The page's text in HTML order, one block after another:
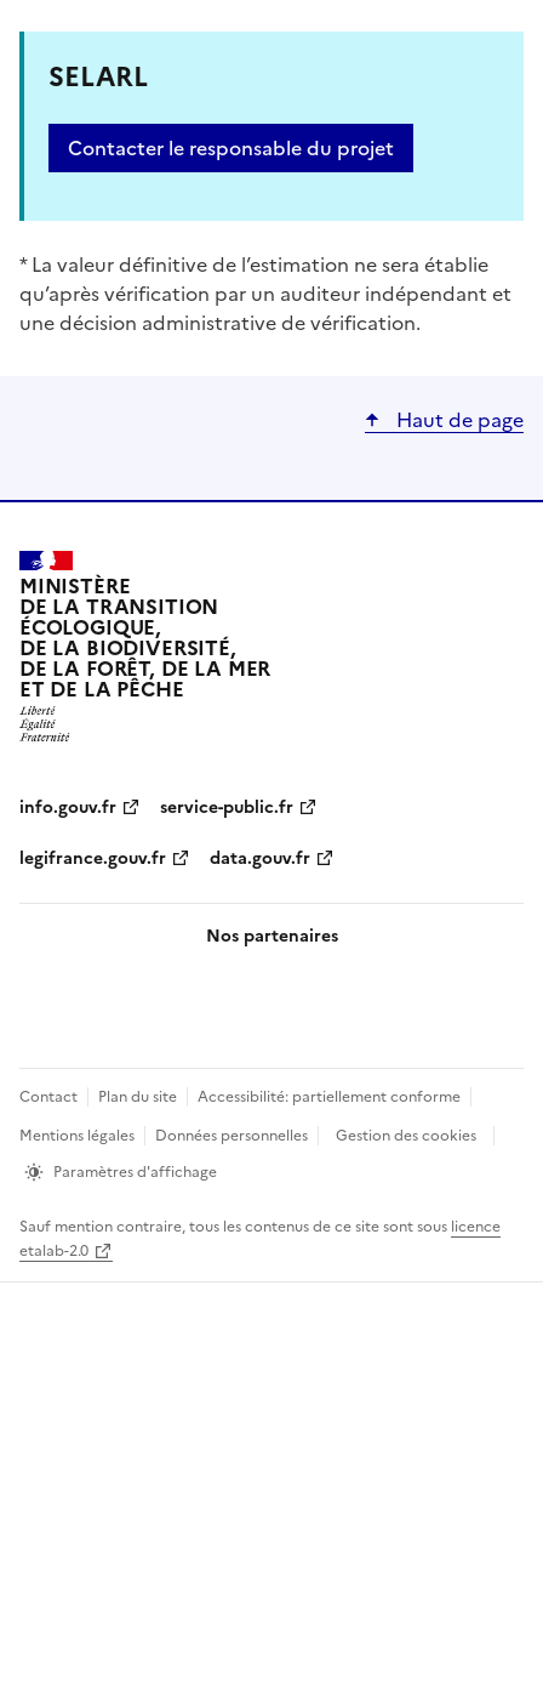
SELARL
Contacter le responsable du projet
* La valeur définitive de l’estimation ne sera établie
qu’après vérification par un auditeur indépendant et
une décision administrative de vérification.
Haut de page
MINISTÈRE
DE LA TRANSITION
ÉCOLOGIQUE,
DE LA BIODIVERSITÉ,
DE LA FORÊT, DE LA MER
ET DE LA PÊCHE
info.gouv.fr
service-public.fr
legifrance.gouv.fr
data.gouv.fr
Nos partenaires
Pied
de
page
Contact Plan du site
Accessibilité: partiellement conforme
Mentions légales
Données personnelles
Gestion des cookies
Paramètres d'affichage
Sauf mention contraire, tous les contenus de ce site sont sous licence
etalab-2.0